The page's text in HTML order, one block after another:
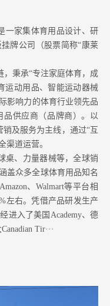
一家集体育用品设计、研
牌公司（股票简称“康莱
秉承“专注家庭体育，成
运动用品、智能运动器械
影响力的体育行业领先品
品供应商（品牌商）。以
销及服务为主线，通过“互
渠道运营。
桌、力量器械等，全球销
盖众多全球体育用品知名
、Walmart等平台相
左右。凭借产品研发生产
进入了美国Academy、德
Tir···